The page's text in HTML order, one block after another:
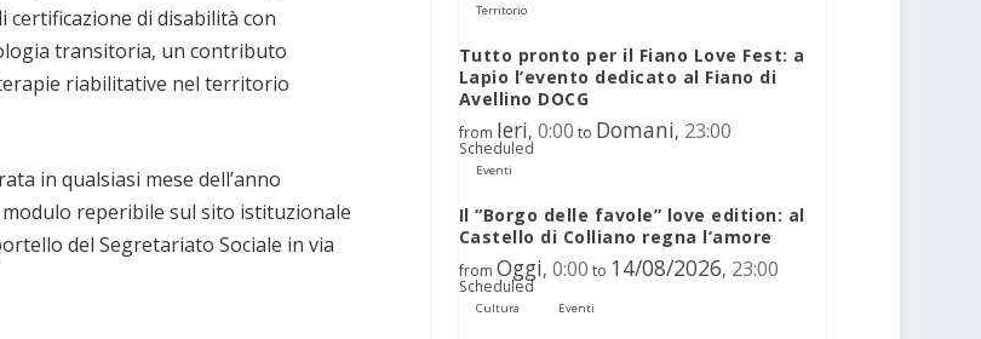
certificazione di disabilità con
transitoria, un contributo
riabilitative nel territorio
in qualsiasi mese dell’anno
reperibile sul sito istituzionale
del Segretariato Sociale in via
Territorio
Tutto pronto per il Fiano Love Fest: a
Lapio l’evento dedicato al Fiano di
Avellino DOCG
from Ieri, 0:00 to Domani, 23:00
Scheduled
Eventi
Il “Borgo delle favole” love edition: al
Castello di Colliano regna l’amore
from Oggi, 0:00 to 14/08/2026, 23:00
Scheduled
Cultura Eventi